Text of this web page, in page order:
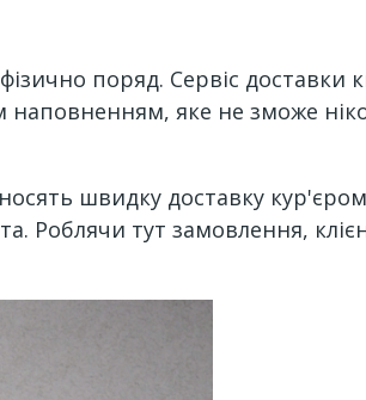
поряд. Сервіс доставки
яке не зможе
швидку доставку
Роблячи тут замовлення,